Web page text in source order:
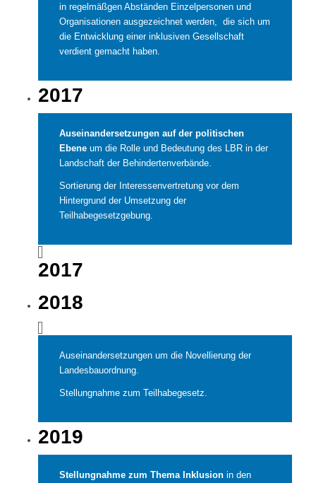
in regelmäßgen Abständen Einzelpersonen und
Organisationen ausgezeichnet werden, die sich um
die Entwicklung einer inklusiven Gesellschaft
verdient gemacht haben.
2017
Auseinandersetzungen auf der politischen
Ebeneum die Rolle und Bedeutung des LBR in der
Landschaft der Behindertenverbände.
Sortierung der Interessenvertretung vor dem
Hintergrund der Umsetzung der
Teilhabegesetzgebung.
2017
2018
Auseinandersetzungen um die Novellierung der
Landesbauordnung.
Stellungnahme zum Teilhabegesetz.
2019
Stellungnahme zum Thema Inklusionin den